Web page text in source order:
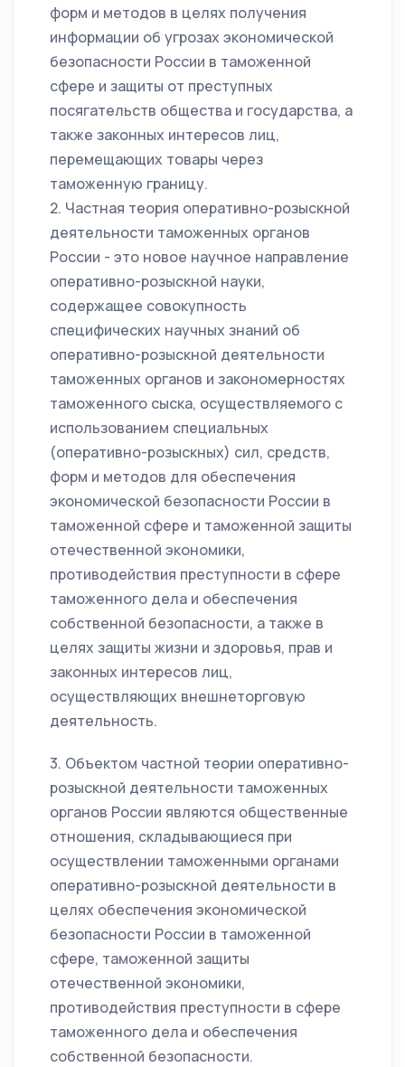
форм и методов в целях получения
информации об угрозах экономической
безопасности России в таможенной
сфере и защиты от преступных
посягательств общества и государства, а
также законных интересов лиц,
перемещающих товары через
таможенную границу.
2. Частная теория оперативно-розыскной
деятельности таможенных органов
России - это новое научное направление
оперативно-розыскной науки,
содержащее совокупность
специфических научных знаний об
оперативно-розыскной деятельности
таможенных органов и закономерностях
таможенного сыска, осуществляемого с
использованием специальных
(оперативно-розыскных) сил, средств,
форм и методов для обеспечения
экономической безопасности России в
таможенной сфере и таможенной защиты
отечественной экономики,
противодействия преступности в сфере
таможенного дела и обеспечения
собственной безопасности, а также в
целях защиты жизни и здоровья, прав и
законных интересов лиц,
осуществляющих внешнеторговую
деятельность.
3. Объектом частной теории оперативно-
розыскной деятельности таможенных
органов России являются общественные
отношения, складывающиеся при
осуществлении таможенными органами
оперативно-розыскной деятельности в
целях обеспечения экономической
безопасности России в таможенной
сфере, таможенной защиты
отечественной экономики,
противодействия преступности в сфере
таможенного дела и обеспечения
собственной безопасности.